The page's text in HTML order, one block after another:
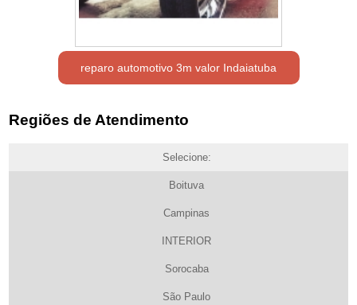
reparo automotivo 3m valor Indaiatuba
Regiões de Atendimento
Selecione:
Boituva
Campinas
INTERIOR
Sorocaba
São Paulo